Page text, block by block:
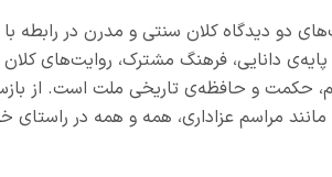
دو دیدگاه کلان سنتی و مدرن در رابطه با
دانایی، فرهنگ مشترک، روایت‌های کلان
حکمت و حافظه‌ی تاریخی ملت است. از
مراسم عزاداری، همه و همه در راستای